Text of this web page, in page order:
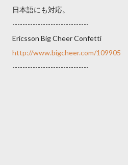
日本語にも対応。
------------------------------
Ericsson Big Cheer Confetti
http://www.bigcheer.com/109905
------------------------------